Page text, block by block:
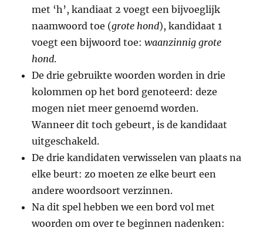
met ‘h’, kandiaat 2 voegt een bijvoeglijk
naamwoord toe (grote hond), kandidaat 1
voegt een bijwoord toe:waanzinnig grote
hond.
De drie gebruikte woorden worden in drie
kolommen op het bord genoteerd: deze
mogen niet meer genoemd worden.
Wanneer dit toch gebeurt, is de kandidaat
uitgeschakeld.
De drie kandidaten verwisselen van plaats na
elke beurt: zo moeten ze elke beurt een
andere woordsoort verzinnen.
Na dit spel hebben we een bord vol met
woorden om over te beginnen nadenken: